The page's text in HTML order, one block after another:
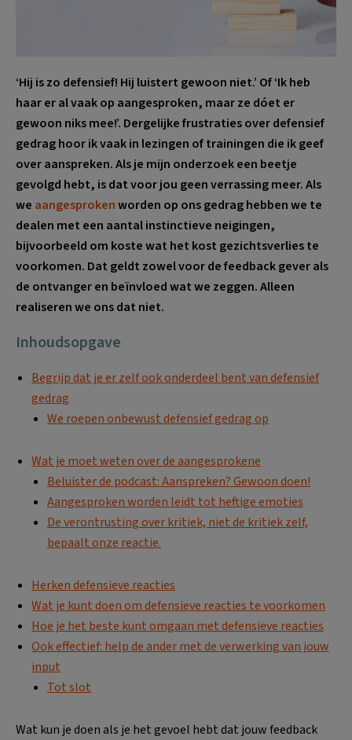
‘Hij is zo defensief! Hij luistert gewoon niet.’ Of ‘Ik heb
haar er al vaak op aangesproken, maar ze dóet er
gewoon niks mee!’. Dergelijke frustraties over defensief
gedrag hoor ik vaak in lezingen of trainingen die ik geef
over aanspreken. Als je mijn onderzoek een beetje
gevolgd hebt, is dat voor jou geen verrassing meer. Als
we aangesprokenworden op ons gedrag hebben we te
dealen met een aantal instinctieve neigingen,
bijvoorbeeld om koste wat het kost gezichtsverlies te
voorkomen. Dat geldt zowel voor de feedback gever als
de ontvanger en beïnvloed wat we zeggen. Alleen
realiseren we ons dat niet.
Inhoudsopgave
Begrijp dat je er zelf ook onderdeel bent van defensief
gedrag
We roepen onbewust defensief gedrag op
Wat je moet weten over de aangesprokene
Beluister de podcast: Aanspreken? Gewoon doen!
Aangesproken worden leidt tot heftige emoties
De verontrusting over kritiek, niet de kritiek zelf,
bepaalt onze reactie.
Herken defensieve reacties
Wat je kunt doen om defensieve reacties te voorkomen
Hoe je het beste kunt omgaan met defensieve reacties
Ook effectief: help de ander met de verwerking van jouw
input
Tot slot
Wat kun je doen als je het gevoel hebt dat jouw feedback